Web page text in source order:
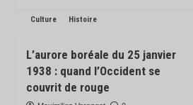
Culture Histoire
L’aurore boréale du 25 janvier
1938 : quand l’Occident se
couvrit de rouge